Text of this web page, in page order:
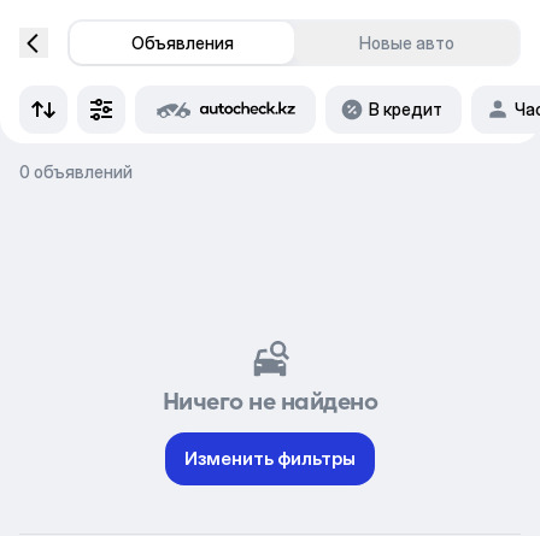
Объявления Новые авто
В кредит
0 объявлений
Ничего не найдено
Изменить фильтры